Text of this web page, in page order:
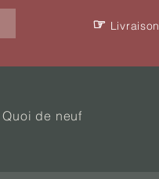
☞
Quoi de neuf